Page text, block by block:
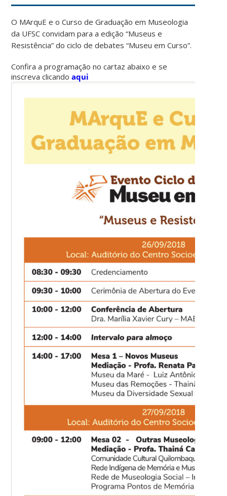
O MArquE e o Curso de Graduação em Museologia
da UFSC convidam para a edição “Museus e
Resistência” do ciclo de debates “Museu em Curso”.
Confira a programação no cartaz abaixo e se
inscreva clicandoaqui